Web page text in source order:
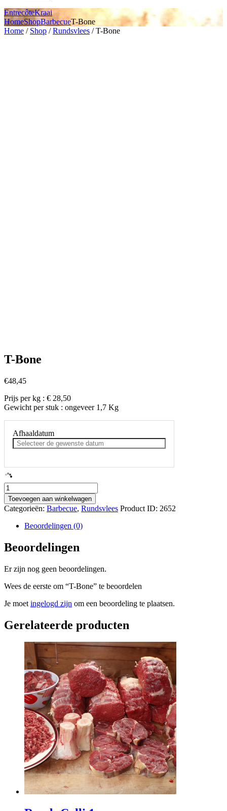
EntrecôteKraai
HomeShopBarbecueT-Bone
Home / Shop /Rundsvlees / T-Bone
T-Bone
€48,45
Prijs per kg : € 28,50
Gewicht per stuk : ongeveer 1,7 Kg
Afhaaldatum
T-
Bone
aantal
Toevoegen aan winkelwagen
Categorieën: Barbecue, Rundsvlees Product ID: 2652
Beoordelingen (0)
Beoordelingen
Er zijn nog geen beoordelingen.
Wees de eerste om “T-Bone” te beoordelen
Je moet ingelogd zijn om een beoordeling te plaatsen.
Gerelateerde producten